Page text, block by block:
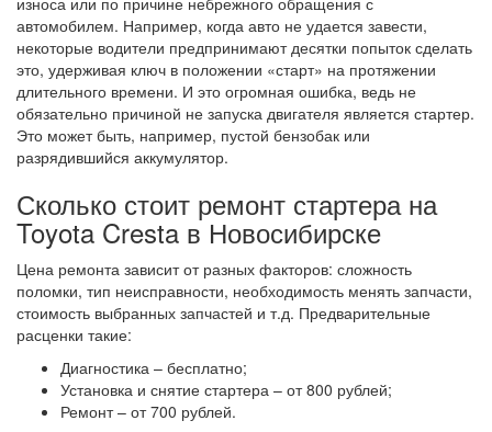
автомобилем. Например, когда авто не удается завести,
некоторые водители предпринимают десятки попыток сделать
это, удерживая ключ в положении «старт» на протяжении
длительного времени. И это огромная ошибка, ведь не
обязательно причиной не запуска двигателя является стартер.
Это может быть, например, пустой бензобак или
разрядившийся аккумулятор.
Сколько стоит ремонт стартера на
Toyota Cresta в Новосибирске
Цена ремонта зависит от разных факторов: сложность
поломки, тип неисправности, необходимость менять запчасти,
стоимость выбранных запчастей и т.д. Предварительные
расценки такие:
Диагностика – бесплатно;
Установка и снятие стартера – от 800 рублей;
Ремонт – от 700 рублей.